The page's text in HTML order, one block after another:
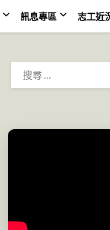
訊息專區 志工近
搜
尋：